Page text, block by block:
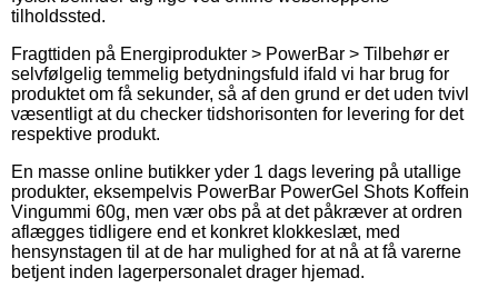
tilholdssted.
Fragttiden på Energiprodukter > PowerBar > Tilbehør er
selvfølgelig temmelig betydningsfuld ifald vi har brug for
produktet om få sekunder, så af den grund er det uden tvivl
væsentligt at du checker tidshorisonten for levering for det
respektive produkt.
En masse online butikker yder 1 dags levering på utallige
produkter, eksempelvis PowerBar PowerGel Shots Koffein
Vingummi 60g, men vær obs på at det påkræver at ordren
aflægges tidligere end et konkret klokkeslæt, med
hensynstagen til at de har mulighed for at nå at få varerne
betjent inden lagerpersonalet drager hjemad.